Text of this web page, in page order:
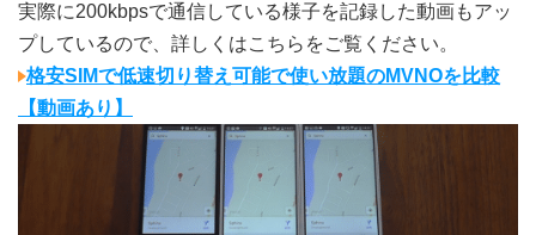
実際に200kbpsで通信している様子を記録した動画もアッ
プしているので、詳しくはこちらをご覧ください。
格安SIMで低速切り替え可能で使い放題のMVNOを比較
【動画あり】